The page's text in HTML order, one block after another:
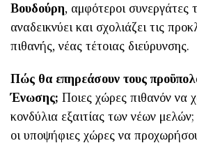
Βουδούρη, αμφότεροι
αναδεικνύει και σχολιάζει τις
πιθανής, νέας τέτοιας διεύρυνσης.
Πώς θα επηρεάσουν τους
Ένωσης; Ποιες χώρες πιθανόν να
κονδύλια εξαιτίας των νέων
οι υποψήφιες χώρες να